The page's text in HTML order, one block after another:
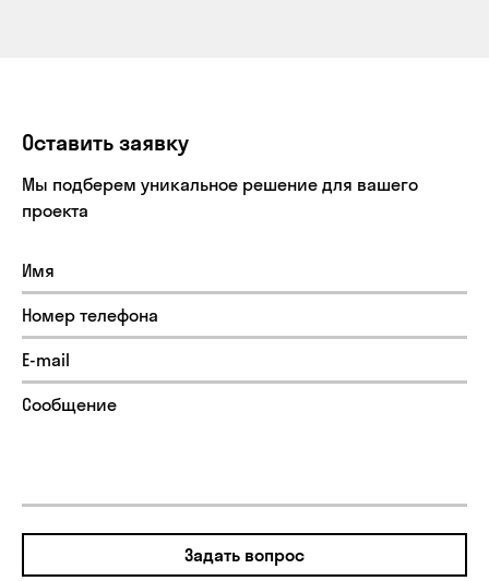
Оставить заявку
Мы подберем уникальное решение для вашего
проекта
Задать вопрос